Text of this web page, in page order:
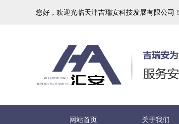
您好，欢迎光临天津吉瑞安科技发展有限公司！
网站首页 关于我们